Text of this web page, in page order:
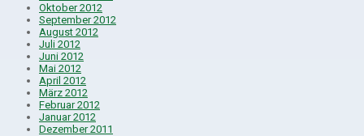
Oktober 2012
September 2012
August 2012
Juli 2012
Juni 2012
Mai 2012
April 2012
März 2012
Februar 2012
Januar 2012
Dezember 2011